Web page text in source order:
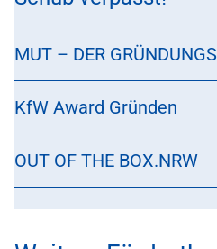
MUT – DER
KfW Award Gründen
OUT OF THE BOX.NRW